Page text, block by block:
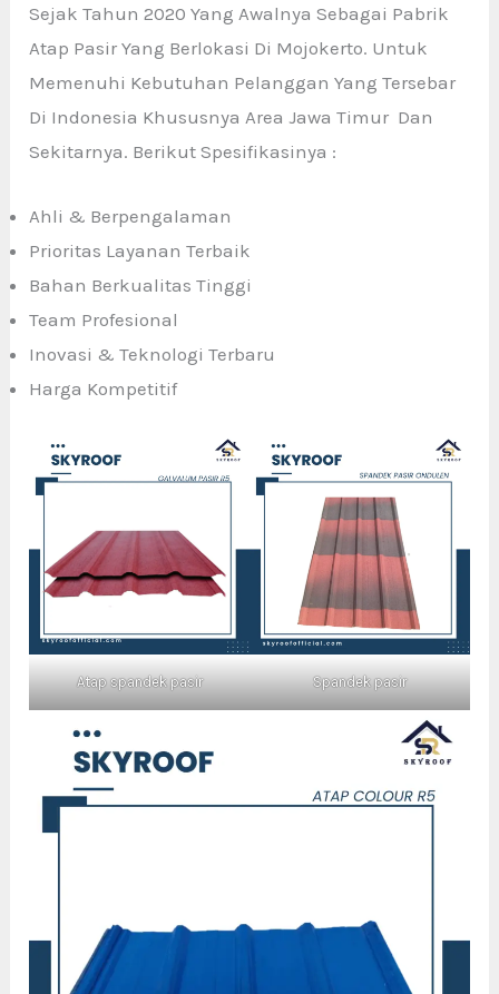
Sejak Tahun 2020 Yang Awalnya Sebagai Pabrik
Atap Pasir Yang Berlokasi Di Mojokerto. Untuk
Memenuhi Kebutuhan Pelanggan Yang Tersebar
Di Indonesia Khususnya Area Jawa Timur Dan
Sekitarnya. Berikut Spesifikasinya :
Ahli & Berpengalaman
Prioritas Layanan Terbaik
Bahan Berkualitas Tinggi
Team Profesional
Inovasi & Teknologi Terbaru
Harga Kompetitif
Atap spandek pasir Spandek pasir